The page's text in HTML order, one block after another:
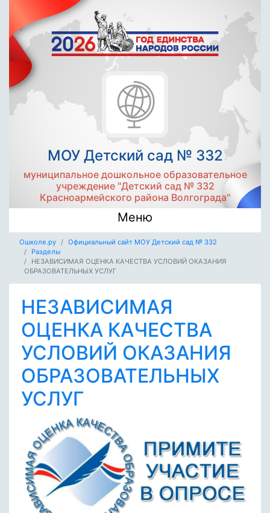
МОУ Детский сад № 332
муниципальное дошкольное образовательное
учреждение "Детский сад № 332
Красноармейского района Волгограда"
Меню
Ошколе.ру
Официальный сайт МОУ Детский сад № 332
Разделы
НЕЗАВИСИМАЯ ОЦЕНКА КАЧЕСТВА УСЛОВИЙ ОКАЗАНИЯ
ОБРАЗОВАТЕЛЬНЫХ УСЛУГ
НЕЗАВИСИМАЯ
ОЦЕНКА КАЧЕСТВА
УСЛОВИЙ ОКАЗАНИЯ
ОБРАЗОВАТЕЛЬНЫХ
УСЛУГ